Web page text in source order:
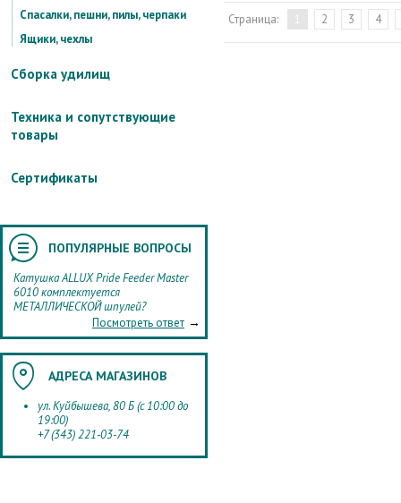
Спасалки, пешни, пилы, черпаки
Ящики, чехлы
Сборка удилищ
Техника и сопутствующие
товары
Сертификаты
ПОПУЛЯРНЫЕ ВОПРОСЫ
Катушка ALLUX Pride Feeder Master
6010 комплектуется
МЕТАЛЛИЧЕСКОЙ шпулей?
Посмотреть ответ →
АДРЕСА МАГАЗИНОВ
ул. Куйбышева, 80 Б (с 10:00 до
19:00)
+7 (343) 221-03-74
Страница: 1 2 3 4